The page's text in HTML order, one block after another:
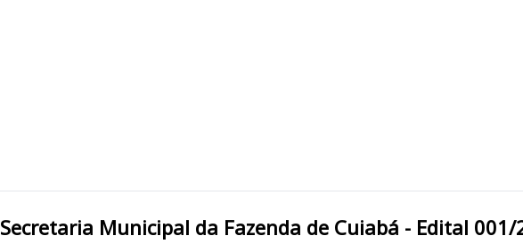
CUIABÁ/MT SMF Secretaria Municipal da Fazenda de Cuiabá - Edital